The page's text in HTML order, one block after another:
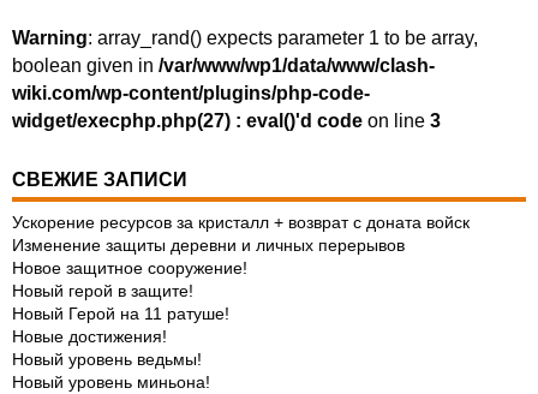
Warning: array_rand() expects parameter 1 to be array,
boolean given in /var/www/wp1/data/www/clash-
wiki.com/wp-content/plugins/php-code-
widget/execphp.php(27) : eval()'d code on line 3
СВЕЖИЕ ЗАПИСИ
Ускорение ресурсов за кристалл + возврат с доната войск
Изменение защиты деревни и личных перерывов
Новое защитное сооружение!
Новый герой в защите!
Новый Герой на 11 ратуше!
Новые достижения!
Новый уровень ведьмы!
Новый уровень миньона!